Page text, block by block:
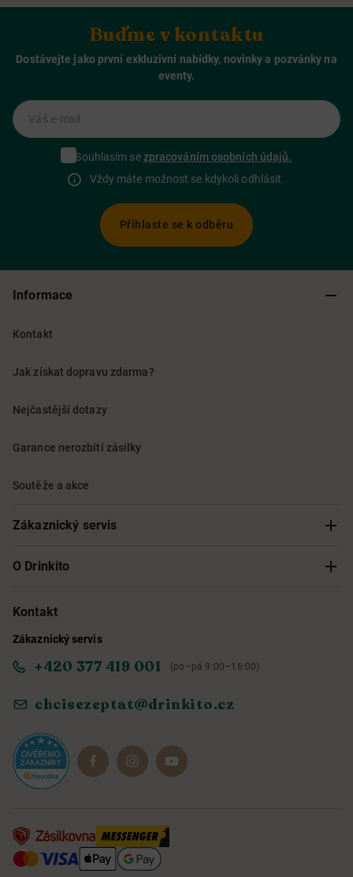
Buďme v kontaktu
Dostávejte jako první exkluzivní nabídky, novinky a pozvánky na
eventy.
Váš e-mail
Souhlasím sezpracováním osobních údajů.
Vždy máte možnost se kdykoli odhlásit.
Přihlaste se k odběru
Informace
Kontakt
Jak získat dopravu zdarma?
Nejčastější dotazy
Garance nerozbití zásilky
Soutěže a akce
Zákaznický servis
Sledování objednávky
Obchodní podmínky
Reklamace a vrácení
O Drinkito
O nás
Informace o přístupnosti služby
Dárkové sady
Kontakt
Zákaznický servis
+420 377 419 001 (po–pá 9:00–16:00)
chcisezeptat@drinkito.cz